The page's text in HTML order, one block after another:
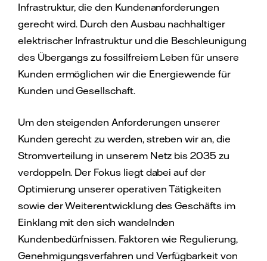
Infrastruktur, die den Kundenanforderungen
gerecht wird. Durch den Ausbau nachhaltiger
elektrischer Infrastruktur und die Beschleunigung
des Übergangs zu fossilfreiem Leben für unsere
Kunden ermöglichen wir die Energiewende für
Kunden und Gesellschaft.
Um den steigenden Anforderungen unserer
Kunden gerecht zu werden, streben wir an, die
Stromverteilung in unserem Netz bis 2035 zu
verdoppeln. Der Fokus liegt dabei auf der
Optimierung unserer operativen Tätigkeiten
sowie der Weiterentwicklung des Geschäfts im
Einklang mit den sich wandelnden
Kundenbedürfnissen. Faktoren wie Regulierung,
Genehmigungsverfahren und Verfügbarkeit von